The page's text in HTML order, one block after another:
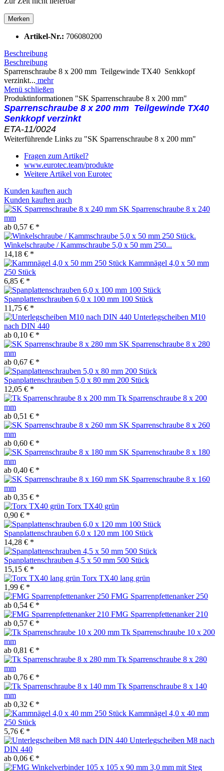
Merken
Artikel-Nr.: 706080200
Beschreibung
Beschreibung
Sparrenschraube 8 x 200 mm Teilgewinde TX40 Senkkopf
verzinkt... mehr
Menü schließen
Produktinformationen "SK Sparrenschraube 8 x 200 mm"
Sparrenschraube 8 x 200 mm Teilgewinde TX40
Senkkopf verzinkt
ETA-11/0024
Weiterführende Links zu "SK Sparrenschraube 8 x 200 mm"
Fragen zum Artikel?
www.eurotec.team/produkte
Weitere Artikel von Eurotec
Kunden kauften auch
Kunden kauften auch
SK Sparrenschraube 8 x 240
mm
ab 0,57 € *
Winkelschraube / Kammschraube 5,0 x 50 mm 250...
14,18 € *
Kammnägel 4,0 x 50 mm
250 Stück
6,85 € *
Spanplattenschrauben 6,0 x 100 mm 100 Stück
11,75 € *
Unterlegscheiben M10
nach DIN 440
ab 0,10 € *
SK Sparrenschraube 8 x 280
mm
ab 0,67 € *
Spanplattenschrauben 5,0 x 80 mm 200 Stück
12,05 € *
Tk Sparrenschraube 8 x 200
mm
ab 0,51 € *
SK Sparrenschraube 8 x 260
mm
ab 0,60 € *
SK Sparrenschraube 8 x 180
mm
ab 0,40 € *
SK Sparrenschraube 8 x 160
mm
ab 0,35 € *
Torx TX40 grün
0,90 € *
Spanplattenschrauben 6,0 x 120 mm 100 Stück
14,28 € *
Spanplattenschrauben 4,5 x 50 mm 500 Stück
15,15 € *
Torx TX40 lang grün
1,99 € *
FMG Sparrenpfettenanker 250
ab 0,54 € *
FMG Sparrenpfettenanker 210
ab 0,57 € *
Tk Sparrenschraube 10 x 200
mm
ab 0,81 € *
Tk Sparrenschraube 8 x 280
mm
ab 0,76 € *
Tk Sparrenschraube 8 x 140
mm
ab 0,32 € *
Kammnägel 4,0 x 40 mm
250 Stück
5,76 € *
Unterlegscheiben M8 nach
DIN 440
ab 0,06 € *